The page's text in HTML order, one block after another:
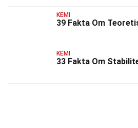
KEMI
39 Fakta Om
KEMI
33 Fakta Om